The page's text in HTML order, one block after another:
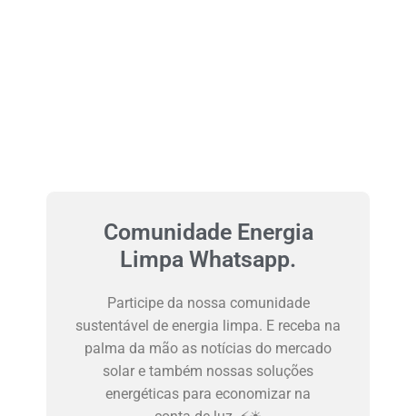
Comunidade Energia
Limpa Whatsapp.
Participe da nossa comunidade
sustentável de energia limpa. E receba na
palma da mão as notícias do mercado
solar e também nossas soluções
energéticas para economizar na